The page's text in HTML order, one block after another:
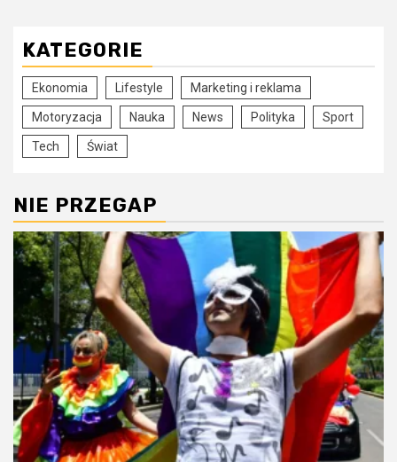
KATEGORIE
Ekonomia Lifestyle Marketing i reklama
Motoryzacja Nauka News Polityka Sport
Tech Świat
NIE PRZEGAP